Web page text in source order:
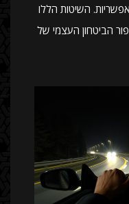
אפשריות. השיטות הללו
הביטחון העצמי של